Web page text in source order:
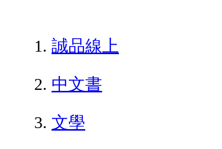
誠品線上
中文書
文學